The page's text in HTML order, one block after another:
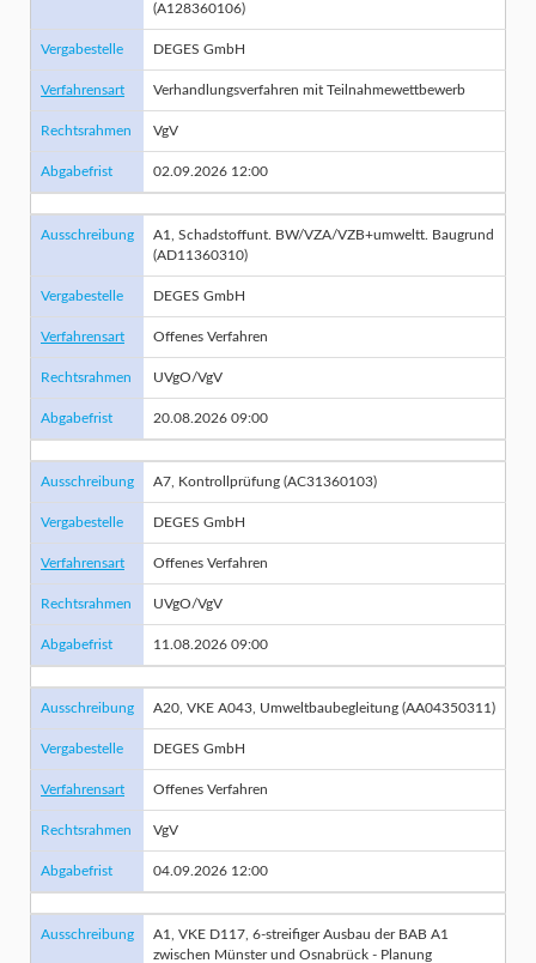
(A128360106)
Vergabestelle DEGES GmbH
Verfahrensart Verhandlungsverfahren mit Teilnahmewettbewerb
Rechtsrahmen VgV
Abgabefrist 02.09.2026 12:00
Ausschreibung
A1, Schadstoffunt. BW/VZA/VZB+umweltt. Baugrund
(AD11360310)
Vergabestelle DEGES GmbH
Verfahrensart Offenes Verfahren
Rechtsrahmen UVgO/VgV
Abgabefrist 20.08.2026 09:00
Ausschreibung A7, Kontrollprüfung (AC31360103)
Vergabestelle DEGES GmbH
Verfahrensart Offenes Verfahren
Rechtsrahmen UVgO/VgV
Abgabefrist 11.08.2026 09:00
Ausschreibung A20, VKE A043, Umweltbaubegleitung (AA04350311)
Vergabestelle DEGES GmbH
Verfahrensart Offenes Verfahren
Rechtsrahmen VgV
Abgabefrist 04.09.2026 12:00
Ausschreibung
A1, VKE D117, 6-streifiger Ausbau der BAB A1
zwischen Münster und Osnabrück - Planung